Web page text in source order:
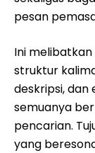
pesan
Ini
struktur
deskripsi, dan
semuanya
pencarian.
yang